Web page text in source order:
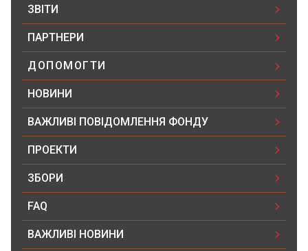
Благодійна допомога
05.06.2026 11:08
200₴
Mariia Boialska Boialska
1000₴
ЗВІТИ
ПАРТНЕРИ
ДОПОМОГТИ
НОВИНИ
ВАЖЛИВІ ПОВІДОМЛЕННЯ ФОНДУ
ПРОЕКТИ
ЗБОРИ
FAQ
ВАЖЛИВІ НОВИНИ